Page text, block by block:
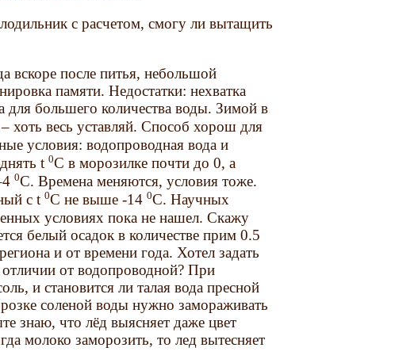
с расчетом, смогу ли вытащить
после питья, небольшой
памяти. Недостатки: нехватка
для большего количества воды. Зимой в
хоть весь уставляй. Способ хорош для
условия: водопроводная вода и
t0С в морозилке почти до 0, а
0C. Времена меняются, условия тоже.
с t0С не выше -140C. Научных
условиях пока не нашел. Скажу
белый осадок в количестве прим 0.5
и от времени года. Хотел задать
отличии от водопроводной? При
и становится ли талая вода пресной
соленой воды нужно замораживать
знаю, что лёд выясняет даже цвет
молоко заморозить, то лед вытесняет